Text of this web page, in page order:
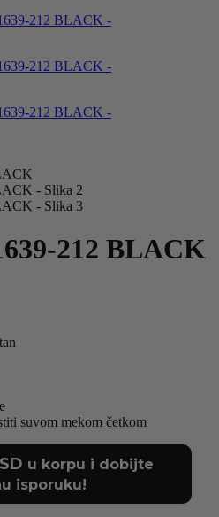
212 BLACK
suvom mekom četkom
u korpu i dobijte
isporuku!